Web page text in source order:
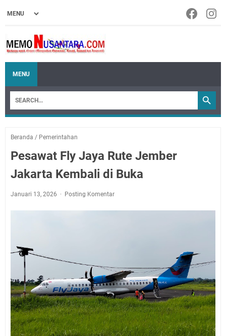
MENU
Beranda / Pemerintahan
Pesawat Fly Jaya Rute Jember
Jakarta Kembali di Buka
Januari 13, 2026 Posting Komentar